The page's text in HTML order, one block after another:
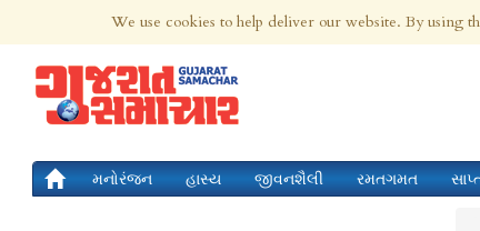
7th Aug 2026 | Updated at 06:34pm 7th Aug 2026
મનોરંજન હાસ્ય જીવનશૈલી રમતગમત
We use cookies to help deliver our website. By using